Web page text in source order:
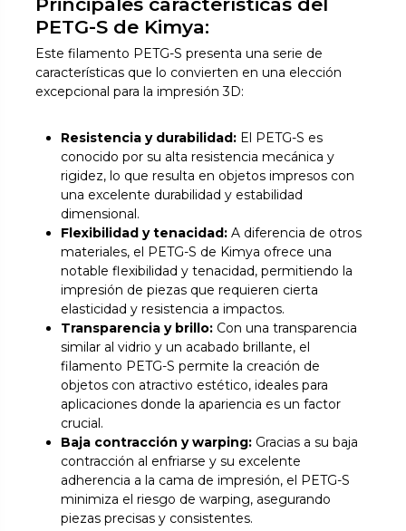
PETG-S de Kimya:
Este filamento PETG-S presenta una serie de
características que lo convierten en una elección
excepcional para la impresión 3D:
Resistencia y durabilidad: El PETG-S es
conocido por su alta resistencia mecánica y
rigidez, lo que resulta en objetos impresos con
una excelente durabilidad y estabilidad
dimensional.
Flexibilidad y tenacidad: A diferencia de otros
materiales, el PETG-S de Kimya ofrece una
notable flexibilidad y tenacidad, permitiendo la
impresión de piezas que requieren cierta
elasticidad y resistencia a impactos.
Transparencia y brillo: Con una transparencia
similar al vidrio y un acabado brillante, el
filamento PETG-S permite la creación de
objetos con atractivo estético, ideales para
aplicaciones donde la apariencia es un factor
crucial.
Baja contracción y warping: Gracias a su baja
contracción al enfriarse y su excelente
adherencia a la cama de impresión, el PETG-S
minimiza el riesgo de warping, asegurando
piezas precisas y consistentes.